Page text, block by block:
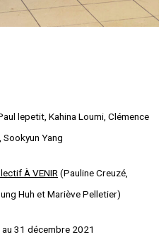
lepetit, Kahina Loumi, Clémence
Sookyun Yang
À VENIR (Pauline Creuzé,
Huh et Mariève Pelletier)
31 décembre 2021